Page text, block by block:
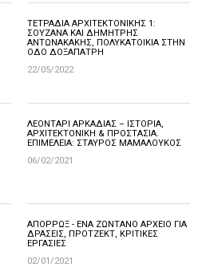
ΤΕΤΡΑΔΙΑ ΑΡΧΙΤΕΚΤΟΝΙΚΗΣ 1:
ΣΟΥΖΑΝΑ ΚΑΙ ΔΗΜΗΤΡΗΣ
ΑΝΤΩΝΑΚΑΚΗΣ, ΠΟΛΥΚΑΤΟΙΚΙΑ ΣΤΗΝ
ΟΔΟ ΔΟΞΑΠΑΤΡΗ
22/05/2022
ΛΕΟΝΤΑΡΙ ΑΡΚΑΔΙΑΣ – ΙΣΤΟΡΙΑ,
ΑΡΧΙΤΕΚΤΟΝΙΚΗ & ΠΡΟΣΤΑΣΙΑ.
ΕΠΙΜΕΛΕΙΑ: ΣΤΑΥΡΟΣ ΜΑΜΑΛΟΥΚΟΣ
06/02/2021
ΑΠΟΡΡΩΞ - ΕΝΑ ΖΩΝΤΑΝΟ ΑΡΧΕΙΟ ΓΙΑ
ΔΡΑΣΕΙΣ, ΠΡΟΤΖΕΚΤ, ΚΡΙΤΙΚΕΣ
ΕΡΓΑΣΙΕΣ
02/01/2021